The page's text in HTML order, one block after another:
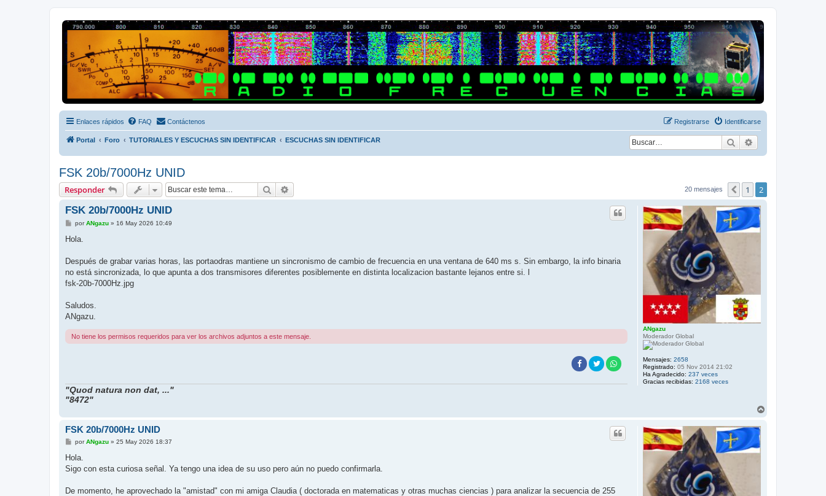
Radio Frecuencias
Foro de Radio Frecuencias
Enlaces rápidos FAQ Contáctenos Identificarse
Registrarse
Portal Foro TUTORIALES Y ESCUCHAS SIN IDENTIFICAR ESCUCHAS SIN IDENTIFICAR Buscar
FSK 20b/7000Hz UNID
Responder Buscar 20 mensajes Anterior
1 2
ANgazu
Moderador Global
Mensajes: 2658
Registrado: 05 Nov 2014 21:02
Ha Agradecido: 237 veces
Gracias recibidas: 2168 veces
FSK 20b/7000Hz UNID
M
n
j
porANgazu» 16 May 2026 10:49
Hola.
Después de grabar varias horas, las portaodras mantiene un sincronismo de cambio de frecuencia en una ventana de 640 ms s. Sin embargo, la info binaria
no está sincronizada, lo que apunta a dos transmisores diferentes posiblemente en distinta localizacion bastante lejanos entre si. l
fsk-20b-7000Hz.jpg
Saludos.
ANgazu.
No tiene los permisos requeridos para ver los archivos adjuntos a este mensaje.
"Quod natura non dat, ..."
"8472"
FSK 20b/7000Hz UNID
M
n
a
porANgazu» 25 May 2026 18:37
Hola.
Sigo con esta curiosa señal. Ya tengo una idea de su uso pero aún no puedo confirmarla.
De momento, he aprovechado la "amistad" con mi amiga Claudia ( doctorada en matematicas y otras muchas ciencias ) para analizar la secuencia de 255